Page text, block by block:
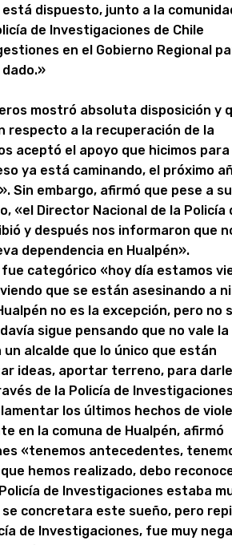
dispuesto, junto a la
de Investigaciones de Chile
en el Gobierno Regional
mostró absoluta disposición y
respecto a la recuperación de la
aceptó el apoyo que hicimos para
ya está caminando, el próximo
Sin embargo, afirmó que pese a su
«el Director Nacional de la Policía
y después nos informaron que
dependencia en Hualpén».
categórico «hoy día estamos
que se están asesinando a
no es la excepción, pero no
sigue pensando que no vale la
alcalde que lo único que están
ideas, aportar terreno, para darle
de la Policía de
los últimos hechos de
en la comuna de Hualpén, afirmó
«tenemos antecedentes,
hemos realizado, debo
de Investigaciones estaba
concretara este sueño, pero
de Investigaciones, fue muy